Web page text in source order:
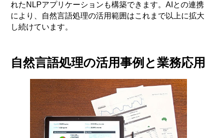
れたNLPアプリケーションも構築できます。AIとの連携
により、自然言語処理の活用範囲はこれまで以上に拡大
し続けています。
自然言語処理の活用事例と業務応用